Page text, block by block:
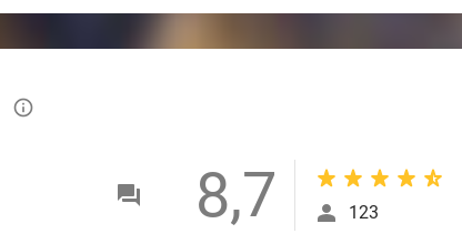
info_outlined
8,7 123